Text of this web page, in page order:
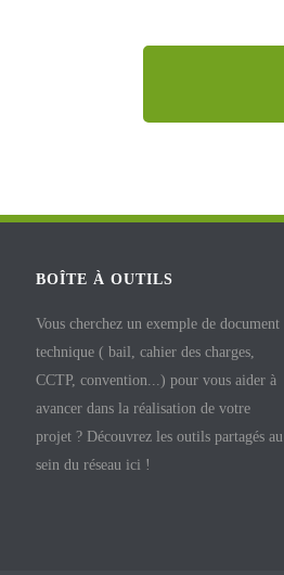
BOÎTE À OUTILS
Vous cherchez un exemple de document
technique ( bail, cahier des charges,
CCTP, convention...) pour vous aider à
avancer dans la réalisation de votre
projet ? Découvrez les outils partagés au
sein du réseau ici !